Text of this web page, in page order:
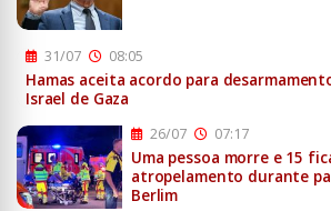
31/07 08:05
Hamas aceita acordo para
Israel de Gaza
26/07 07:17
Uma pessoa morre e 15
atropelamento durante
Berlim